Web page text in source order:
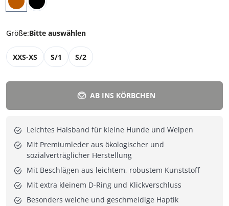
Größe:Bitte auswählen
XXS-XS S/1 S/2
AB INS KÖRBCHEN
Leichtes Halsband für kleine Hunde und Welpen
Mit Premiumleder aus ökologischer und
sozialverträglicher Herstellung
Mit Beschlägen aus leichtem, robustem Kunststoff
Mit extra kleinem D-Ring und Klickverschluss
Besonders weiche und geschmeidige Haptik